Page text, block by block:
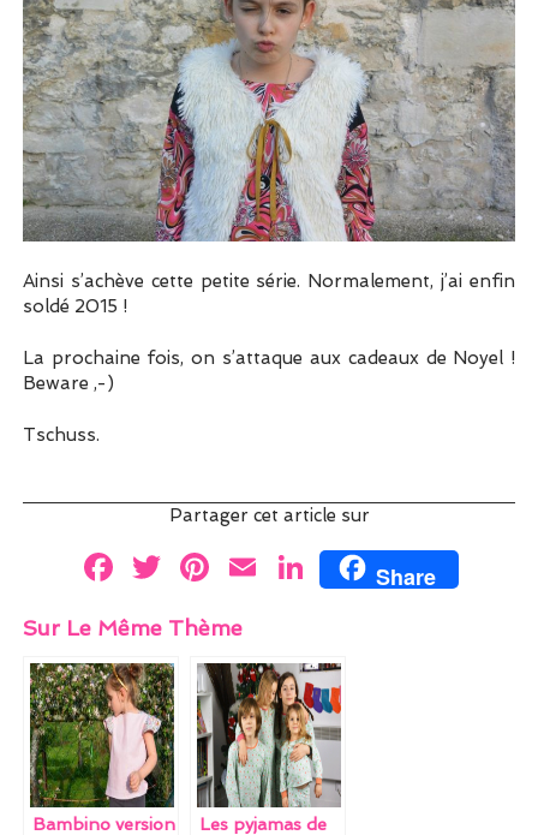
Ainsi s’achève cette petite série. Normalement, j’ai enfin
soldé 2015 !
La prochaine fois, on s’attaque aux cadeaux de Noyel !
Beware ,-)
Tschuss.
Partager cet article sur
F
ce
b
o
o
k
T
w
itt
er
Pi
er
es
t
E
l
Li
e
dI
n
Share
Sur Le Même Thème
Bambino version
Les pyjamas de